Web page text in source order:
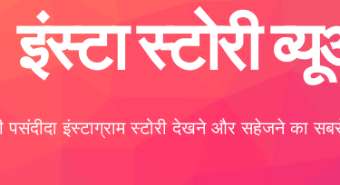
इंस्टा स्टोरी
इंस्टाग्राम स्टोरी देखने और सहेजने का